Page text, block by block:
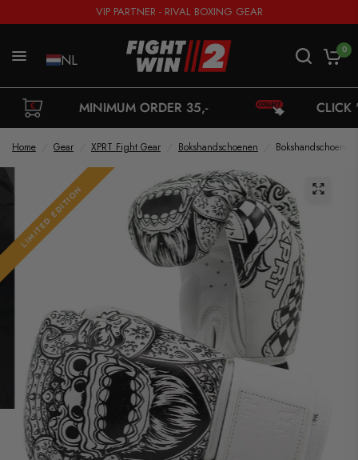
VIP PARTNER - RIVAL BOXING GEAR
NL
0
MINIMUM ORDER 35,- CLICK 'N
Home Gear XPRT Fight Gear Bokshandschoenen
LIMITED EDITION